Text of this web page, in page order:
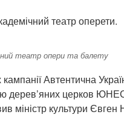
театр оперети.
театр опери та балету
Автентична
дерев’яних церков
міністр культури Євген